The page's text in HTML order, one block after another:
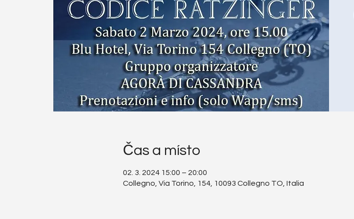
Čas a místo
02. 3. 2024 15:00 – 20:00
Collegno, Via Torino, 154, 10093 Collegno TO, Italia